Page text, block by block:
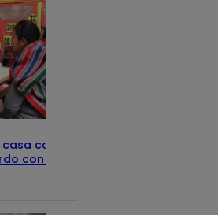
califica
con el Sisfoh